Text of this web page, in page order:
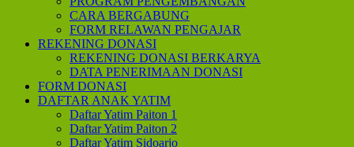
CARA BERGABUNG
FORM RELAWAN PENGAJAR
REKENING DONASI
REKENING DONASI BERKARYA
DATA PENERIMAAN DONASI
FORM DONASI
DAFTAR ANAK YATIM
Daftar Yatim Paiton 1
Daftar Yatim Paiton 2
Daftar Yatim Sidoarjo